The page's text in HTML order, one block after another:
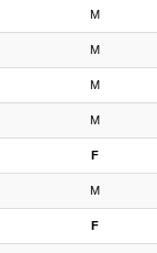
M
M
M
M
F
M
F